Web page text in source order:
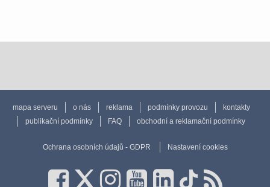
mapa serveru o nás reklama podmínky provozu
kontakty
publikační podmínky
FAQ obchodní a reklamační podmínky
Ochrana osobních údajů - GDPR Nastavení cookies